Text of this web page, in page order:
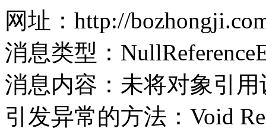
网址：http://
消息类型：
消息内容：未将对象引
引发异常的方法：Void